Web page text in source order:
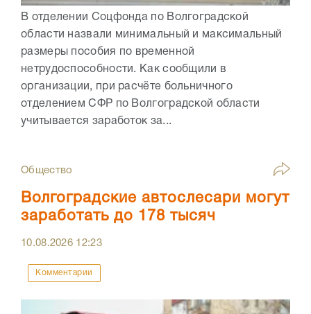
В отделении Соцфонда по Волгоградской
области назвали минимальный и максимальный
размеры пособия по временной
нетрудоспособности. Как сообщили в
организации, при расчёте больничного
отделением СФР по Волгоградской области
учитывается заработок за...
Общество
Волгоградские автослесари могут
заработать до 178 тысяч
10.08.2026 12:23
Комментарии